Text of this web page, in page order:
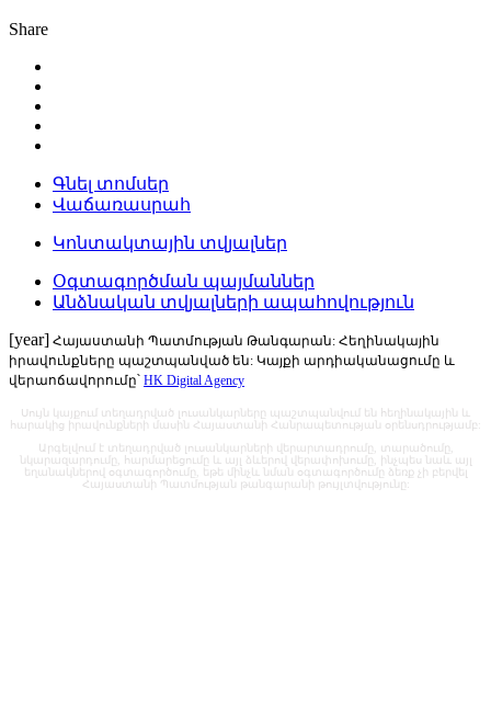
Share
Գնել տոմսեր
Վաճառասրահ
Կոնտակտային տվյալներ
Օգտագործման պայմաններ
Անձնական տվյալների ապահովություն
[year] Հայաստանի Պատմության Թանգարան: Հեղինակային
իրավունքները պաշտպանված են: Կայքի արդիականացումը և
վերաոճավորումը՝ HK Digital Agency
Սույն կայքում տեղադրված լուսանկարները պաշտպանվում են հեղինակային և
հարակից իրավունքների մասին Հայաստանի Հանրապետության օրենսդրությամբ:
Արգելվում է տեղադրված լուսանկարների վերարտադրումը, տարածումը,
նկարազարդումը, հարմարեցումը և այլ ձևերով վերափոխումը, ինչպես նաև այլ
եղանակներով օգտագործումը, եթե մինչև նման օգտագործումը ձեռք չի բերվել
Հայաստանի Պատմության թանգարանի թույլտվությունը: